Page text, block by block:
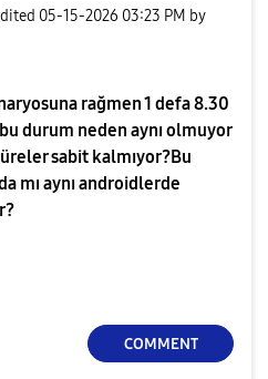
‎05-15-2026 03:23 PM by
rağmen 1 defa 8.30
durum neden aynı olmuyor
sabit kalmıyor?Bu
mı aynı androidlerde
COMMENT